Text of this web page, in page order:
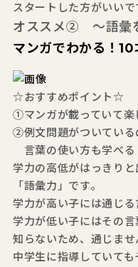
スタートした方がいいで
オススメ② ～語彙
マンガでわかる！
☆おすすめポイント☆
①マンガが載っていて楽
②例文問題がついている
言葉の使い方も学べる
学力の高低がはっきり
「語彙力」です。
学力が高い子には通じる
学力が低い子にはその言
知らないため、通じませ
中学生に指導していても